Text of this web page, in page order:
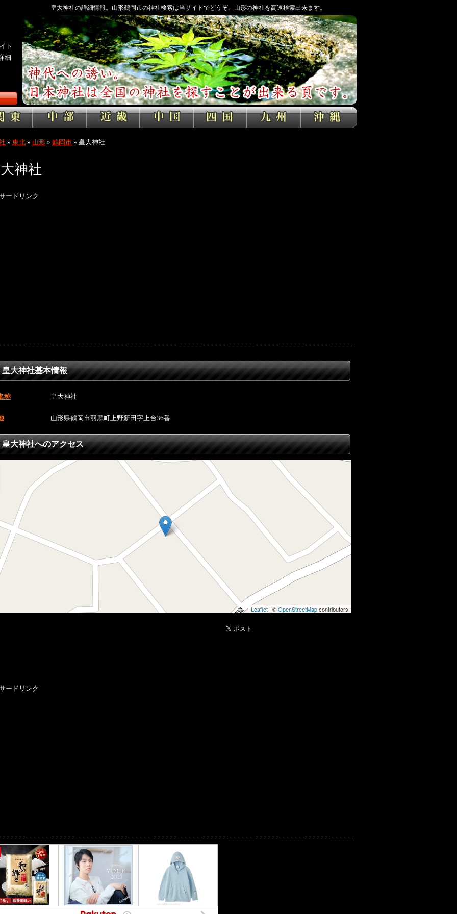
皇大神社の詳細情報。山形鶴岡市の神社検索は当サイトでどうぞ。山形の神社を高速検索出来ます。
ト
細
» 東北 » 山形 » 鶴岡市 » 皇大神社
神社
ードリンク
皇大神社基本情報
称 皇大神社
山形県鶴岡市羽黒町上野新田字上台36番
皇大神社へのアクセス
Leaflet | ©OpenStreetMapcontributors
ードリンク